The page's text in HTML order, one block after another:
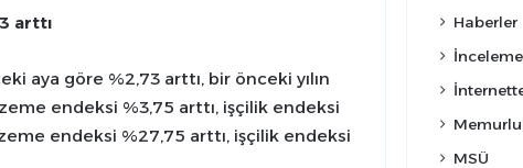
arttı
aya göre %2,73 arttı, bir önceki yılın
endeksi %3,75 arttı, işçilik endeksi
endeksi %27,75 arttı, işçilik endeksi
Haberler
İnceleme
MSÜ